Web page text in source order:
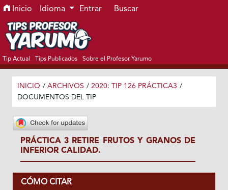
Ir al menú de navegación principal
Ir al contenido principal
Ir al pie de página del sitio
Inicio Idioma Entrar Buscar
Tip Actual Tips Publicados Sobre el Profesor Yarumo
INICIO / ARCHIVOS / 2020: TIP 126 PRÁCTICA3 /
DOCUMENTOS DEL TIP
PRÁCTICA 3 RETIRE FRUTOS Y GRANOS DE
INFERIOR CALIDAD.
CÓMO CITAR